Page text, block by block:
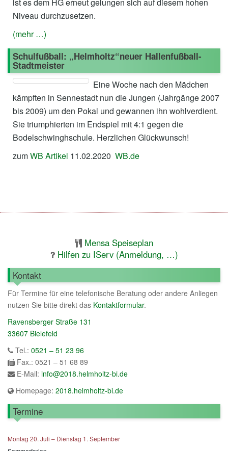
Niveau durchzusetzen.
(mehr …)
Schulfußball: „Helmholtz“neuer Hallenfußball-
Stadtmeister
Eine Woche nach den Mädchen
kämpften in Sennestadt nun die Jungen (Jahrgänge 2007
bis 2009) um den Pokal und gewannen ihn wohlverdient.
Sie triumphierten im Endspiel mit 4:1 gegen die
Bodelschwinghschule. Herzlichen Glückwunsch!
zumWB Artikel 11.02.2020 WB.de
Mensa Speiseplan
Hilfen zu IServ (Anmeldung, …)
Kontakt
Für Termine für eine telefonische Beratung oder andere Anliegen
nutzen Sie bitte direkt das Kontaktformular.
Ravensberger Straße 131
33607 Bielefeld
Tel.: 0521 – 51 23 96
Fax.: 0521 – 51 68 89
E-Mail: info@2018.helmholtz-bi.de
Homepage: 2018.helmholtz-bi.de
Termine
Montag 20. Juli – Dienstag 1. September